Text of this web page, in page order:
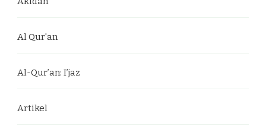
Al Qur'an
Al-Qur’an: I’jaz
Artikel